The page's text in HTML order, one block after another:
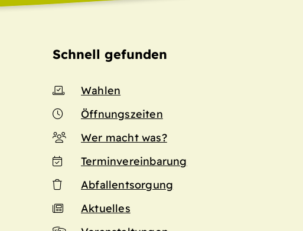
Schnell gefunden
Wahlen
Öffnungszeiten
Wer macht was?
Terminvereinbarung
Abfallentsorgung
Aktuelles